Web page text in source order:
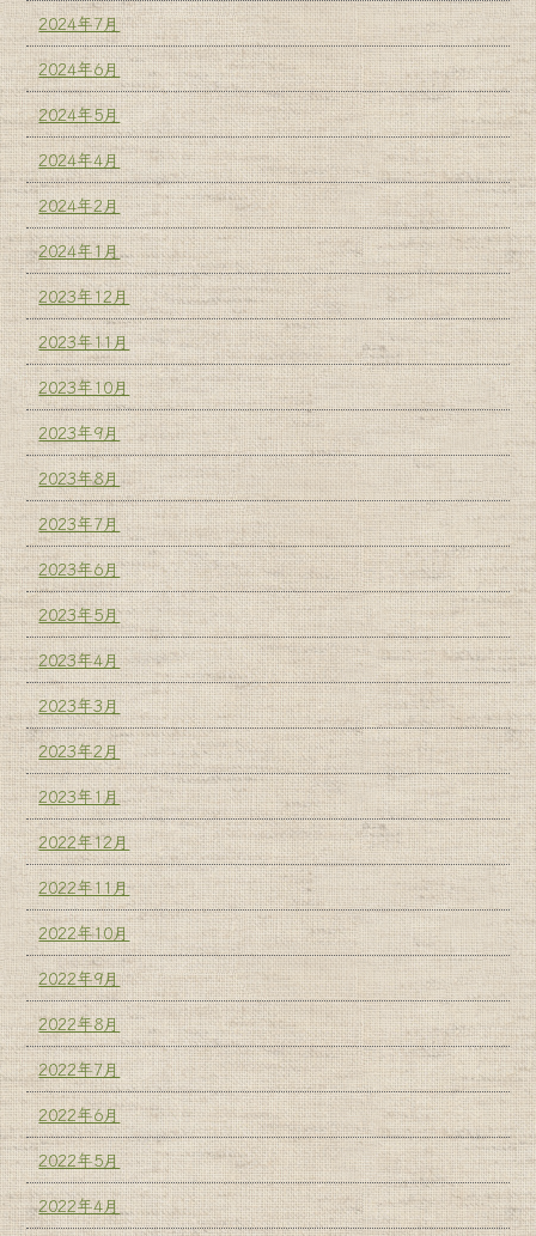
2024年7月
2024年6月
2024年5月
2024年4月
2024年2月
2024年1月
2023年12月
2023年11月
2023年10月
2023年9月
2023年8月
2023年7月
2023年6月
2023年5月
2023年4月
2023年3月
2023年2月
2023年1月
2022年12月
2022年11月
2022年10月
2022年9月
2022年8月
2022年7月
2022年6月
2022年5月
2022年4月